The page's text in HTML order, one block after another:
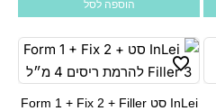
הוספה לסל
InLei סט Form 1 + Fix 2 + Filler